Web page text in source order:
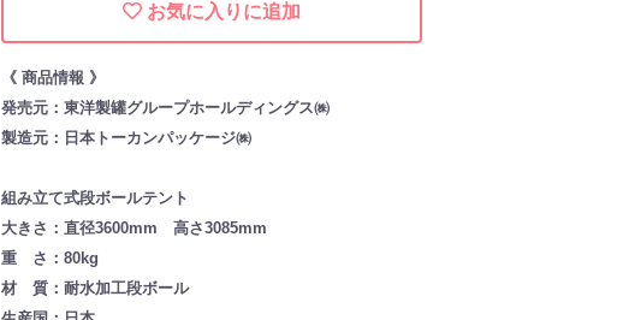
お気に入りに追加
《 商品情報 》
発売元：東洋製罐グループホールディングス㈱
製造元：日本トーカンパッケージ㈱
組み立て式段ボールテント
大きさ：直径3600mm 高さ3085mm
重 さ：80kg
材 質：耐水加工段ボール